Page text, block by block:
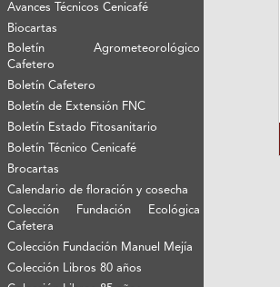
Avances Técnicos Cenicafé
Biocartas
Boletín Agrometeorológico
Cafetero
Boletín Cafetero
Boletín de Extensión FNC
Boletín Estado Fitosanitario
Boletín Técnico Cenicafé
Brocartas
Calendario de floración y cosecha
Colección Fundación Ecológica
Cafetera
Colección Fundación Manuel Mejía
Colección Libros 80 años